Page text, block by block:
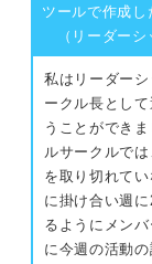
ます。
あまり過度
の人をみせら
す。
服装は、シン
についてはス
いでしょう。
0
ツールで作成
（リーダーシ
私はリーダー
ークル長とし
うことができ
ルサークルで
を取り切れて
に掛け合い週
るようにメン
に今週の活動